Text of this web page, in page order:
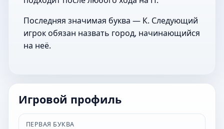
Последняя значимая буква — К. Следующий
игрок обязан назвать город, начинающийся
на неё.
Игровой профиль
ПЕРВАЯ БУКВА